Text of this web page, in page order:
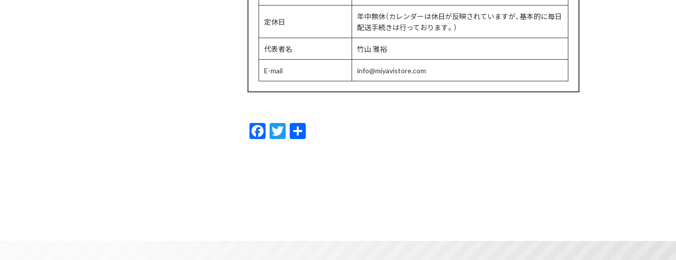
定休日
年中無休（カレンダーは休日が反映されていますが、基本的に毎日
配送手続きは行っております。）
代表者名 竹山 雅裕
E-mail info@miyavistore.com
F
ac
T
w